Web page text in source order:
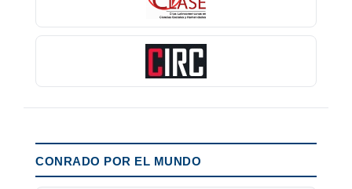
CONRADO POR EL MUNDO